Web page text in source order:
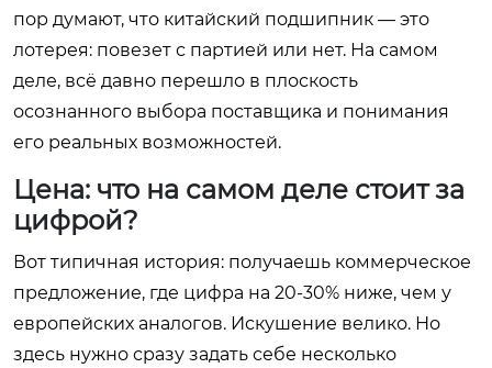
пор думают, что китайский подшипник — это
лотерея: повезет с партией или нет. На самом
деле, всё давно перешло в плоскость
осознанного выбора поставщика и понимания
его реальных возможностей.
Цена: что на самом деле стоит за
цифрой?
Вот типичная история: получаешь коммерческое
предложение, где цифра на 20-30% ниже, чем у
европейских аналогов. Искушение велико. Но
здесь нужно сразу задать себе несколько